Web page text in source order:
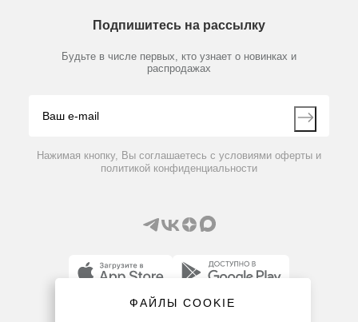
Производители
Мобильное приложение
Партнеры
Контакты
Подпишитесь на рассылку
Будьте в числе первых, кто узнает о новинках и
распродажах
Нажимая кнопку, Вы соглашаетесь с условиями оферты и
политикой конфиденциальности
ФАЙЛЫ COOKIE